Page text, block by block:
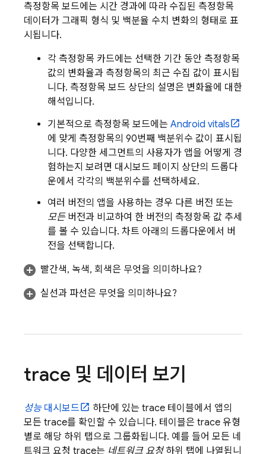
측정항목 보드에는 시간 경과에 따라 수집된 측정항목
데이터가 그래픽 형식 및 백분율 수치 변화의 형태로 표
시됩니다.
각 측정항목 카드에는 선택한 기간 동안 측정항목
값의 변화율과 측정항목의 최근 수집 값이 표시됩
니다. 측정항목 보드 상단의 설명은 변화율에 대한
해석입니다.
기본적으로 측정항목 보드에는 Android vitals
에 맞게 측정항목의 90번째 백분위수 값이 표시됩
니다. 다양한 세그먼트의 사용자가 앱을 어떻게 경
험하는지 보려면 대시보드 페이지 상단의 드롭다
운에서 각각의 백분위수를 선택하세요.
여러 버전의 앱을 사용하는 경우 다른 버전 또는
모든버전과 비교하여 한 버전의 측정항목 값 추세
를 볼 수 있습니다. 차트 아래의 드롭다운에서 버
전을 선택합니다.
빨간색, 녹색, 회색은 무엇을 의미하나요?
실선과 파선은 무엇을 의미하나요?
trace 및 데이터 보기
성능대시보드
하단에 있는 trace 테이블에서 앱의
모든 trace를 확인할 수 있습니다. 테이블은 trace 유형
별로 해당 하위 탭으로 그룹화됩니다. 예를 들어 모든 네
트워크 요청 trace는 네트워크 요청하위 탭에 나열됩니